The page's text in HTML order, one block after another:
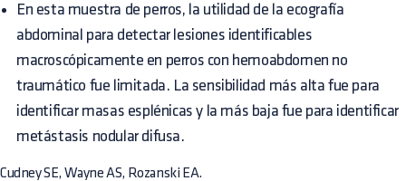
En esta muestra de perros, la utilidad de la ecografía
abdominal para detectar lesiones identificables
macroscópicamente en perros con hemoabdomen no
traumático fue limitada. La sensibilidad más alta fue para
identificar masas esplénicas y la más baja fue para identificar
metástasis nodular difusa.
Cudney SE, Wayne AS, Rozanski EA.